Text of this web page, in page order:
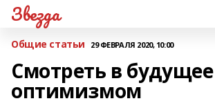
Звезда
Общие статьи 29 ФЕВРАЛЯ 2020, 10:00
Смотреть в будущее
оптимизмом